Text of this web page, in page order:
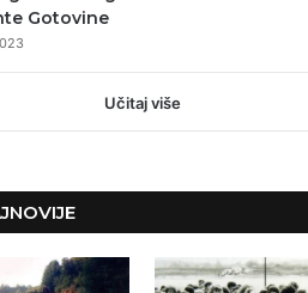
Gotovine
Učitaj više